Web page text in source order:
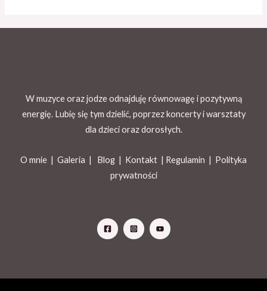
W muzyce oraz jodze odnajduję równowagę i pozytywną
energię. Lubię się tym dzielić, poprzez koncerty i warsztaty
dla dzieci oraz dorosłych.
O mnie | Galeria | Blog | Kontakt | Regulamin | Polityka
prywatności